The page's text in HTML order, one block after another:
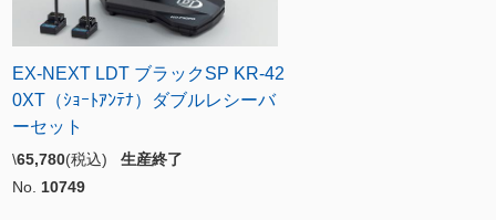
EX-NEXT LDT ブラックSP KR-42
0XT（ｼｮｰﾄｱﾝﾃﾅ）ダブルレシーバ
ーセット
\65,780(税込) 生産終了
No. 10749